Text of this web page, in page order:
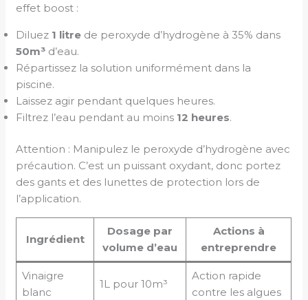
effet boost :
Diluez 1 litre de peroxyde d’hydrogène à 35% dans
50m³ d’eau.
Répartissez la solution uniformément dans la
piscine.
Laissez agir pendant quelques heures.
Filtrez l’eau pendant au moins 12 heures.
Attention : Manipulez le peroxyde d’hydrogène avec
précaution. C’est un puissant oxydant, donc portez
des gants et des lunettes de protection lors de
l’application.
Ingrédient
Dosage par
volume d’eau
Actions à
entreprendre
Vinaigre
blanc
1L pour 10m³
Action rapide
contre les algues